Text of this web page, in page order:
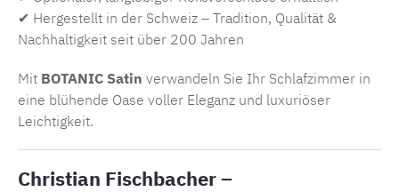
✔ Hergestellt in der Schweiz – Tradition, Qualität &
Nachhaltigkeit seit über 200 Jahren
Mit BOTANIC Satin verwandeln Sie Ihr Schlafzimmer in
eine blühende Oase voller Eleganz und luxuriöser
Leichtigkeit.
Christian Fischbacher –